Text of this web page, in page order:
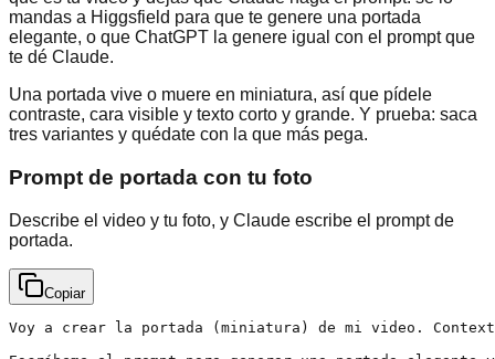
mandas a Higgsfield para que te genere una portada
elegante, o que ChatGPT la genere igual con el prompt que
te dé Claude.
Una portada vive o muere en miniatura, así que pídele
contraste, cara visible y texto corto y grande. Y prueba: saca
tres variantes y quédate con la que más pega.
Prompt de portada con tu foto
Describe el video y tu foto, y Claude escribe el prompt de
portada.
Copiar
Voy a crear la portada (miniatura) de mi video.